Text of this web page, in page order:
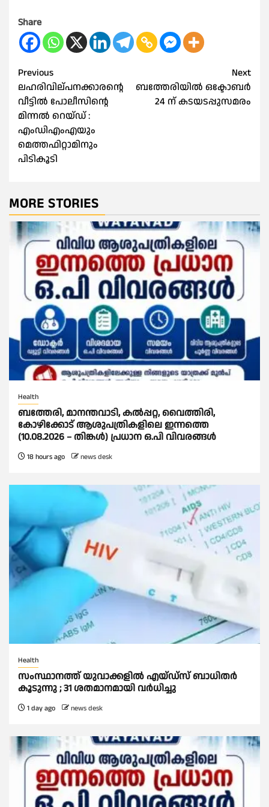
Share
Post
navigation
Previous
ലഹരിവില്പനക്കാരന്റെ
വീട്ടിൽ പോലീസിന്റെ
മിന്നൽ റെയ്ഡ് :
എംഡിഎംഎയും
മെത്തഫിറ്റാമിനും
പിടികൂടി
Next
ബത്തേരിയിൽ ഒക്ടോബർ
24 ന് കടയടപ്പുസമരം
MORE STORIES
Health
ബത്തേരി, മാനന്തവാടി, കൽപ്പറ്റ, വൈത്തിരി,
കോഴിക്കോട് ആശുപത്രികളിലെ ഇന്നത്തെ
(10.08.2026 – തിങ്കൾ) പ്രധാന ഒ.പി വിവരങ്ങൾ
18 hours ago news desk
Health
സംസ്ഥാനത്ത് യുവാക്കളില്‍ എയ്ഡ്സ് ബാധിതര്‍
കൂടുന്നു ; 31 ശതമാനമായി വർധിച്ചു
1 day ago news desk